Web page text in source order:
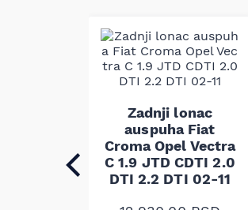
Zadnji lonac
auspuha Fiat
Croma Opel Vectra
C 1.9 JTD CDTI 2.0
DTI 2.2 DTI 02-11